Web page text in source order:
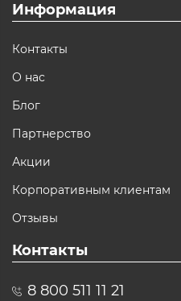
Информация
Контакты
О нас
Блог
Партнерство
Акции
Корпоративным клиентам
Отзывы
Контакты
8 800 511 11 21